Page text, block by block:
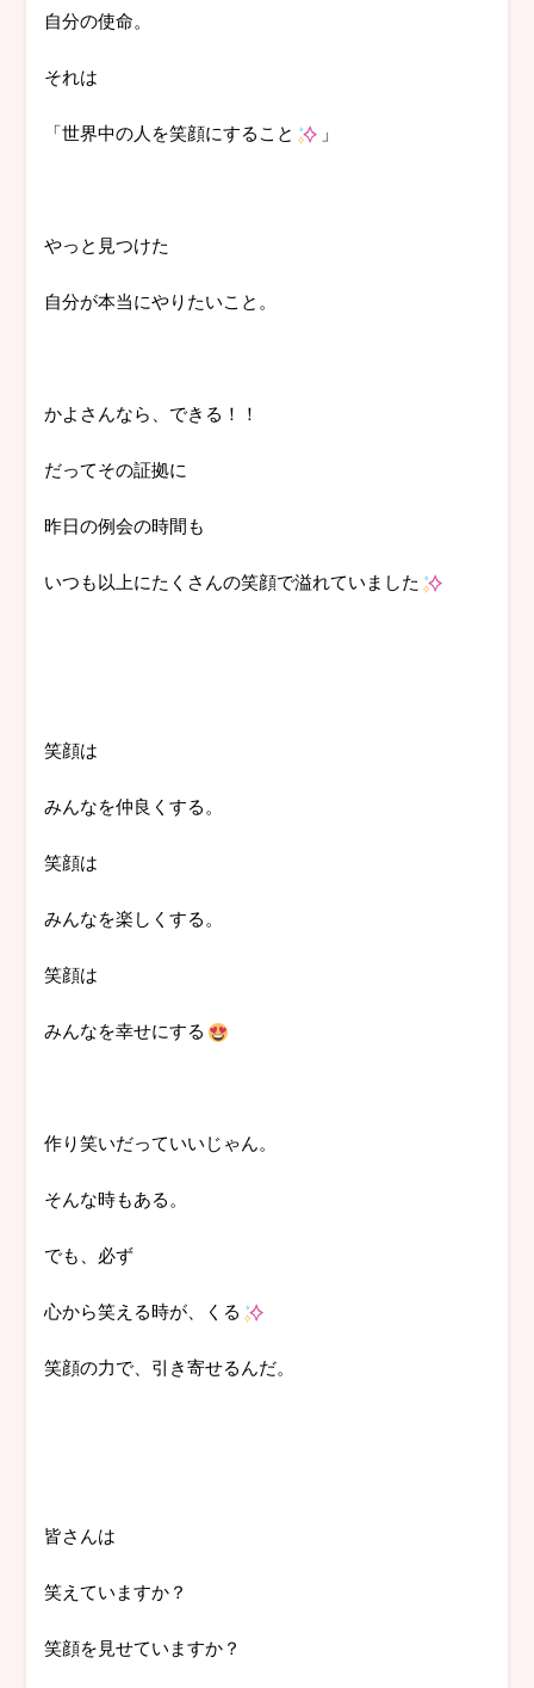
自分の使命。
それは
「世界中の人を笑顔にすること 」
やっと見つけた
自分が本当にやりたいこと。
かよさんなら、できる！！
だってその証拠に
昨日の例会の時間も
いつも以上にたくさんの笑顔で溢れていました
笑顔は
みんなを仲良くする。
笑顔は
みんなを楽しくする。
笑顔は
みんなを幸せにする
作り笑いだっていいじゃん。
そんな時もある。
でも、必ず
心から笑える時が、くる
笑顔の力で、引き寄せるんだ。
皆さんは
笑えていますか？
笑顔を見せていますか？